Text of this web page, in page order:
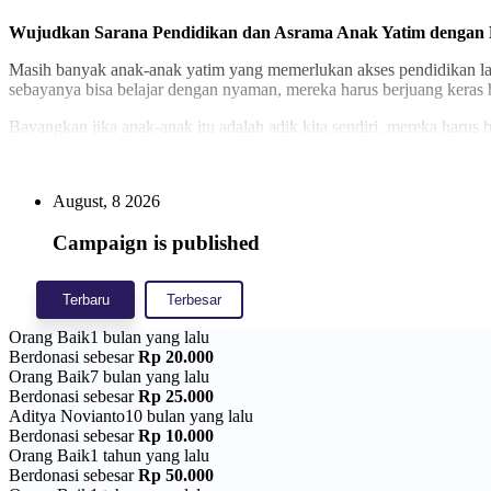
Wujudkan Sarana Pendidikan dan Asrama Anak Yatim dengan
Masih banyak anak-anak yatim yang memerlukan akses pendidikan
sebayanya bisa belajar dengan nyaman, mereka harus berjuang
Bayangkan jika anak-anak itu adalah adik kita sendiri, mereka harus
anak yatim.
Insya Allah, setiap rupiah wakaf yang Anda salurkan akan menjadi
Target program ini mencakup:
Pembangunan ruang kelas TK yang aman dan ramah anak
Asrama yatim yang layak, lengkap dengan fasilitas tidur, kamar
Sarana penunjang seperti mainan edukatif, perpustakaan mini,
Mari jadi bagian dari perjalanan mereka menuju masa depan yang
Klik tombolWakaf Sekarangdan mulai langkah kecilmu
August, 8 2026
Campaign is published
Terbaru Terbesar
Orang Baik1 bulan yang lalu
Berdonasi sebesarRp 20.000
Orang Baik7 bulan yang lalu
Berdonasi sebesarRp 25.000
Aditya Novianto10 bulan yang lalu
Berdonasi sebesarRp 10.000
Orang Baik1 tahun yang lalu
Berdonasi sebesarRp 50.000